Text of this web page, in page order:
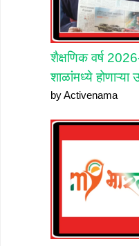
शैक्षणिक वर्ष
शाळांमध्ये
by Activenama